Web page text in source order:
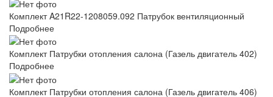
Комплект A21R22-1208059.092 Патрубок вентиляционный
Подробнее
Комплект Патрубки отопления салона (Газель двигатель 402)
Подробнее
Комплект Патрубки отопления салона (Газель двигатель 406)